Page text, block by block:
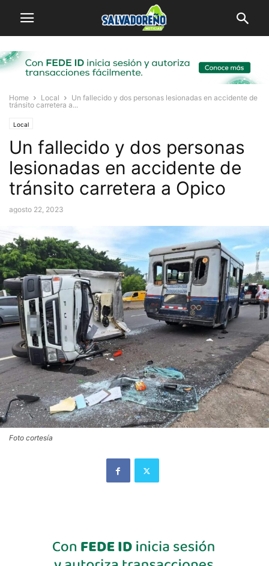
Home Local
Un fallecido y dos personas lesionadas en accidente de
tránsito carretera a...
Local
Un fallecido y dos personas
lesionadas en accidente de
tránsito carretera a Opico
agosto 22, 2023
Foto cortesía